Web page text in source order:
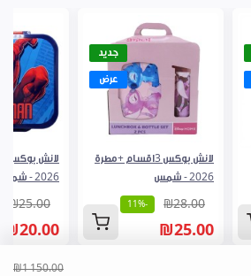
جديد
عرض
لانش بوكس 3اقسام +مطرة
2026 - شمس
₪28.00
-11%
₪25.00
2026 - شمس
₪25.00
₪20.00
₪1 150.00